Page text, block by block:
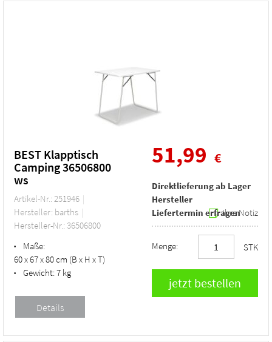
BEST Klapptisch
Camping 36506800
ws
Artikel-Nr.: 251946
Hersteller: barths
Hersteller-Nr.: 36506800
•
Maße:
60 x 67 x 80 cm (B x H x T)
• Gewicht:7 kg
51,99 €
Direktlieferung ab Lager
Hersteller
Liefertermin erfragenIhre Notiz
Menge: STK